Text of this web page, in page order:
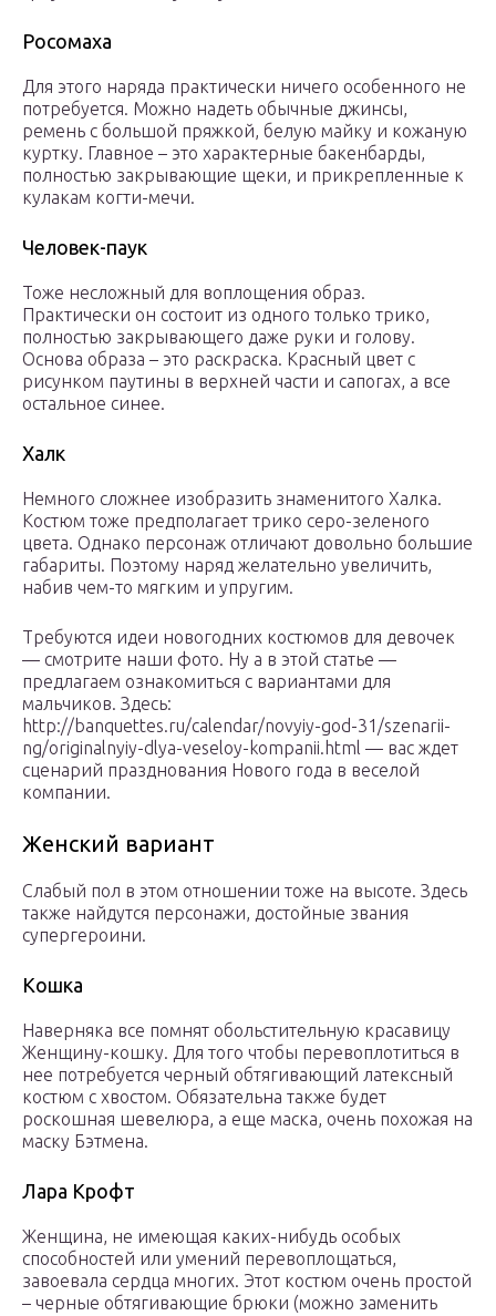
Росомаха
Для этого наряда практически ничего особенного не
потребуется. Можно надеть обычные джинсы,
ремень с большой пряжкой, белую майку и кожаную
куртку. Главное – это характерные бакенбарды,
полностью закрывающие щеки, и прикрепленные к
кулакам когти-мечи.
Человек-паук
Тоже несложный для воплощения образ.
Практически он состоит из одного только трико,
полностью закрывающего даже руки и голову.
Основа образа – это раскраска. Красный цвет с
рисунком паутины в верхней части и сапогах, а все
остальное синее.
Халк
Немного сложнее изобразить знаменитого Халка.
Костюм тоже предполагает трико серо-зеленого
цвета. Однако персонаж отличают довольно большие
габариты. Поэтому наряд желательно увеличить,
набив чем-то мягким и упругим.
Требуются идеи новогодних костюмов для девочек
— смотрите наши фото. Ну а в этой статье —
предлагаем ознакомиться с вариантами для
мальчиков. Здесь:
http://banquettes.ru/calendar/novyiy-god-31/szenarii-
ng/originalnyiy-dlya-veseloy-kompanii.html — вас ждет
сценарий празднования Нового года в веселой
компании.
Женский вариант
Слабый пол в этом отношении тоже на высоте. Здесь
также найдутся персонажи, достойные звания
супергероини.
Кошка
Наверняка все помнят обольстительную красавицу
Женщину-кошку. Для того чтобы перевоплотиться в
нее потребуется черный обтягивающий латексный
костюм с хвостом. Обязательна также будет
роскошная шевелюра, а еще маска, очень похожая на
маску Бэтмена.
Лара Крофт
Женщина, не имеющая каких-нибудь особых
способностей или умений перевоплощаться,
завоевала сердца многих. Этот костюм очень простой
– черные обтягивающие брюки (можно заменить